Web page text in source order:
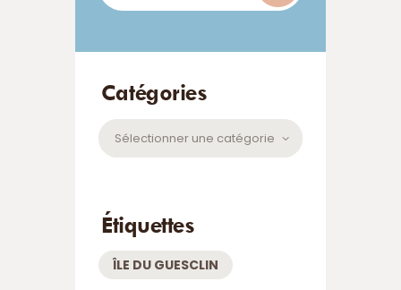
Catégories
Catégories
Étiquettes
ÎLE DU GUESCLIN